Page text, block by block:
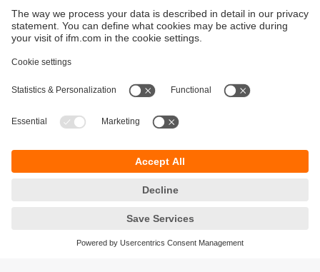
moneo configure : le progiciel de
L’application pour paramétrer et gérer les
!